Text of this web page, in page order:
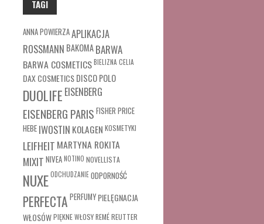
TAGI
ANNA POWIERZAAPLIKACJA
ROSSMANN BAKOMABARWA
BARWA COSMETICSBIELIZNA CELIA
DAX COSMETICSDISCO POLO
DUOLIFE EISENBERG
EISENBERG PARIS FISHER PRICE
HEBE IWOSTIN KOLAGEN KOSMETYKI
LEIFHEIT MARTYNA ROKITA
MIXIT NIVEANOTINO NOVELLISTA
NUXEODCHUDZANIEODPORNOŚĆ
PERFECTA PERFUMY PIELĘGNACJA
WŁOSÓWPIĘKNE WŁOSYREMÉREUTTER